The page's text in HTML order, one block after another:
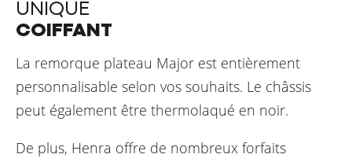
UNIQUE
COIFFANT
La remorque plateau Major est entièrement
personnalisable selon vos souhaits. Le châssis
peut également être thermolaqué en noir.
De plus, Henra offre de nombreux forfaits